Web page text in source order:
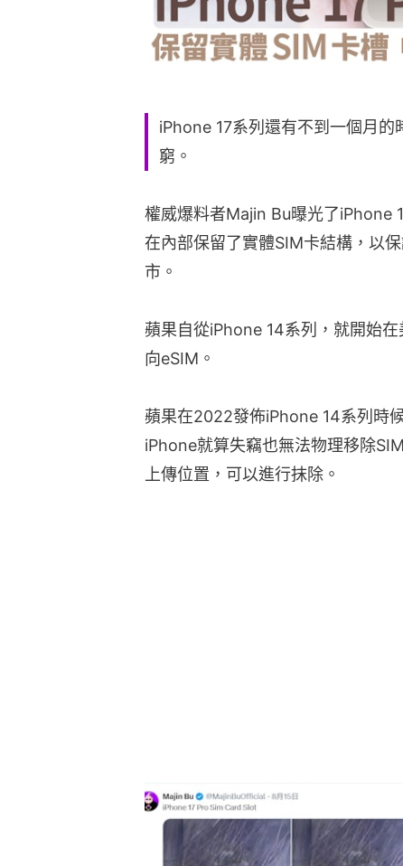
iPhone 17系列還有不到一個月
窮。
權威爆料者Majin Bu曝光了iPhone
在內部保留了實體SIM卡結構，以
市。
蘋果自從iPhone 14系列，就開始
向eSIM。
蘋果在2022發佈iPhone 14系列時
iPhone就算失竊也無法物理移除
上傳位置，可以進行抹除。